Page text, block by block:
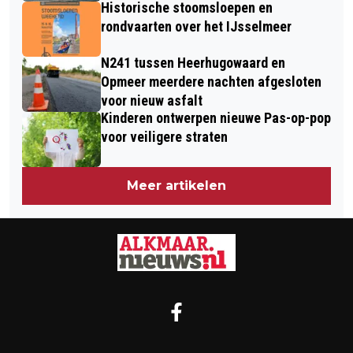
Historische stoomsloepen en
rondvaarten over het IJsselmeer
N241 tussen Heerhugowaard en
Opmeer meerdere nachten afgesloten
voor nieuw asfalt
Kinderen ontwerpen nieuwe Pas-op-pop
voor veiligere straten
Meer artikelen